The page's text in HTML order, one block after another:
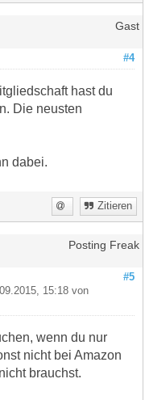
Gast
#4
hast du
Die neusten
dabei.
Zitieren
Posting Freak
#5
15:18 von
wenn du nur
nicht bei Amazon
brauchst.